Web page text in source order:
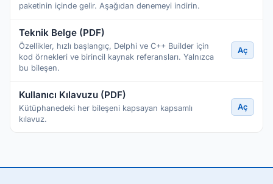
paketinin içinde gelir. Aşağıdan denemeyi indirin.
Teknik Belge (PDF)
Özellikler, hızlı başlangıç, Delphi ve C++ Builder için
kod örnekleri ve birincil kaynak referansları. Yalnızca
bu bileşen.
Aç
Kullanıcı Kılavuzu (PDF)
Kütüphanedeki her bileşeni kapsayan kapsamlı
kılavuz.
Aç